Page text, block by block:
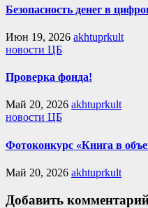
Безопасность денег в
Июн 19, 2026 akhtuprkult
новости ЦБ
Проверка фонда!
Май 20, 2026 akhtuprkult
новости ЦБ
Фотоконкурс «Книга в
Май 20, 2026 akhtuprkult
Добавить